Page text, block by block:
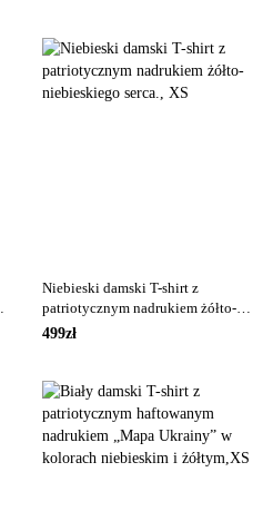
Niebieski damski T-shirt z
patriotycznym nadrukiem żółto-
niebieskiego serca., XS
499zł